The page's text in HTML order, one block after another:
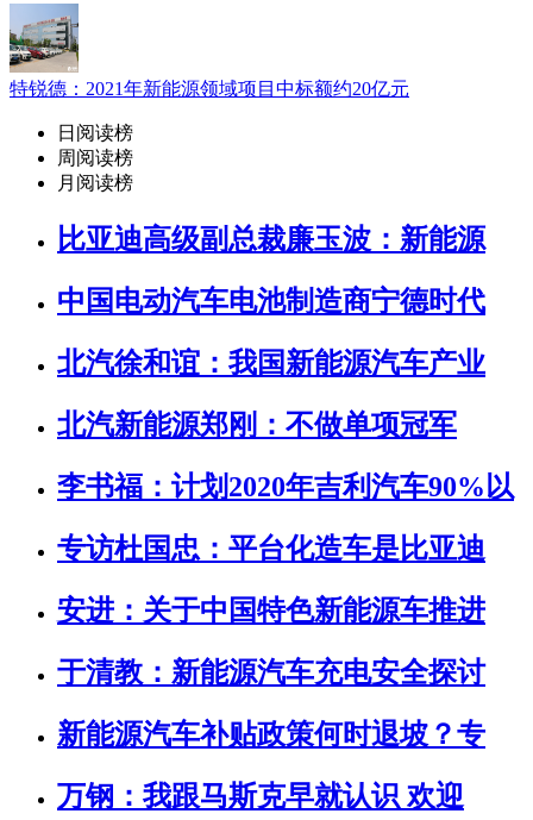
特锐德：2021年新能源领域项目中标额约20亿元
日阅读榜
周阅读榜
月阅读榜
比亚迪高级副总裁廉玉波：新能源
中国电动汽车电池制造商宁德时代
北汽徐和谊：我国新能源汽车产业
北汽新能源郑刚：不做单项冠军
李书福：计划2020年吉利汽车90%以
专访杜国忠：平台化造车是比亚迪
安进：关于中国特色新能源车推进
于清教：新能源汽车充电安全探讨
新能源汽车补贴政策何时退坡？专
万钢：我跟马斯克早就认识 欢迎